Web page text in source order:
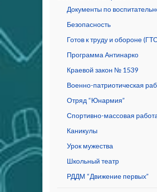
Документы по
Безопасность
Готов к труду и обороне
Программа Антинарко
Краевой закон № 1539
Военно-патриотическая
Отряд “Юнармия”
Спортивно-массовая
Каникулы
Урок мужества
Школьный театр
РДДМ “Движение первых”